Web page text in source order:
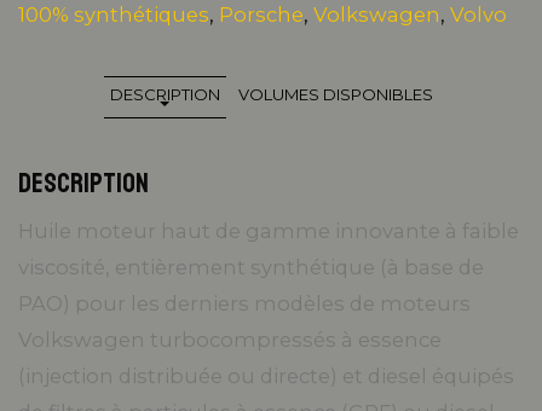
100% synthétiques, Porsche, Volkswagen, Volvo
DESCRIPTION VOLUMES DISPONIBLES
DESCRIPTION
Huile moteur haut de gamme innovante à faible
viscosité, entièrement synthétique (à base de
PAO) pour les derniers modèles de moteurs
Volkswagen turbocompressés à essence
(injection distribuée ou directe) et diesel équipés